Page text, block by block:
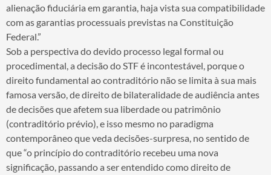
alienação fiduciária em garantia, haja vista sua compatibilidade
com as garantias processuais previstas na Constituição
Federal.”
Sob a perspectiva do devido processo legal formal ou
procedimental, a decisão do STF é incontestável, porque o
direito fundamental ao contraditório não se limita à sua mais
famosa versão, de direito de bilateralidade de audiência antes
de decisões que afetem sua liberdade ou patrimônio
(contraditório prévio), e isso mesmo no paradigma
contemporâneo que veda decisões-surpresa, no sentido de
que “o princípio do contraditório recebeu uma nova
significação, passando a ser entendido como direito de